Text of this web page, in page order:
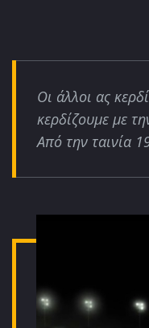
Οι άλλοι ας
κερδίζουμε με
Από την ταινία